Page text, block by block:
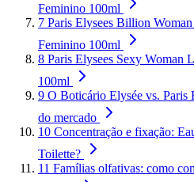
Feminino 100ml
7 Paris Elysees Billion
Feminino 100ml
8 Paris Elysees Sexy Woman
100ml
9 O Boticário Elysée vs. Paris
do mercado
10 Concentração e fixação:
Toilette?
11 Famílias olfativas: como